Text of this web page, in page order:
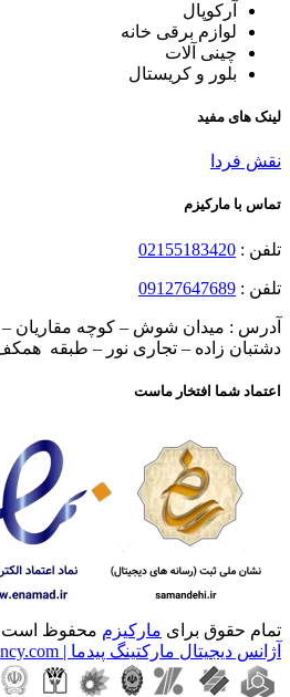
آرکوپال
لوازم برقی خانه
چینی آلات
بلور و کریستال
لینک های مفید
نقش فردا
تماس با مارکیزم
تلفن : 02155183420
تلفن : 09127647689
آدرس : میدان شوش – کوچه مقاریان
دشتبان زاده – تجاری نور – طبقه
اعتماد شما افتخار ماست
تمام حقوق برای مارکیزم محفوظ است.
آژانس دیجیتال مارکتینگ پیدما | pidma-agency.com